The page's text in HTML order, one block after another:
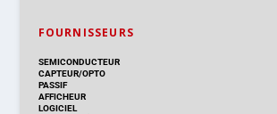
FOURNISSEURS
SEMICONDUCTEUR
CAPTEUR/OPTO
PASSIF
AFFICHEUR
LOGICIEL